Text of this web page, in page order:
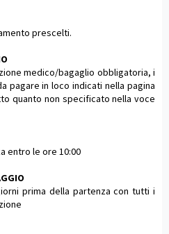
prescelti.
medico/bagaglio obbligatoria, i
pagare in loco indicati nella pagina
quanto non specificato nella voce
entro le ore 10:00
prima della partenza con tutti i